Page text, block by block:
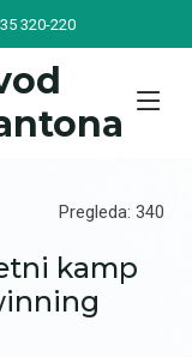
320-220
Pregleda: 340
kamp